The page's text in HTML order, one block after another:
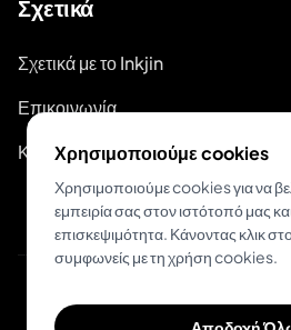
Σχετικά
Σχετικά με το Inkjin
Επικοινωνία
Κιτ Επωνυμίας
© 2026
Χρησιμοποιούμε cookies
Χρησιμοποιούμε cookies για να
εμπειρία σας στον ιστότοπό μας
επισκεψιμότητα. Κάνοντας κλικ
συμφωνείς με τη χρήση cookies.